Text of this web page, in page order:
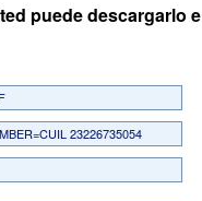
puede descargarlo e
23226735054